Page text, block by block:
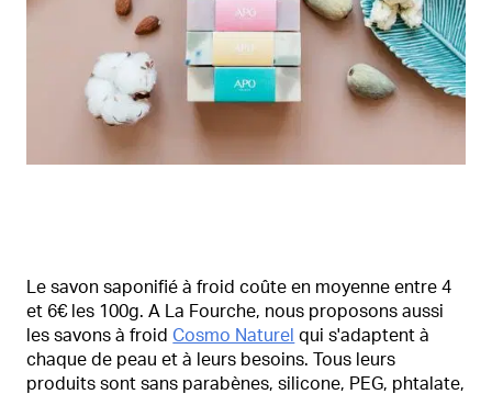
Le savon saponifié à froid coûte en moyenne entre 4
et 6€ les 100g. A La Fourche, nous proposons aussi
les savons à froid Cosmo Naturel qui s'adaptent à
chaque de peau et à leurs besoins. Tous leurs
produits sont sans parabènes, silicone, PEG, phtalate,